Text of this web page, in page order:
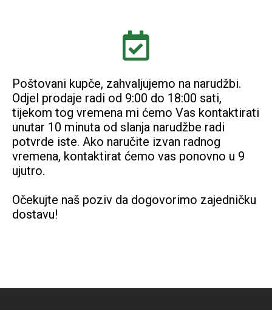
Poštovani kupče, zahvaljujemo na narudžbi.
Odjel prodaje radi od 9:00 do 18:00 sati,
tijekom tog vremena mi ćemo Vas kontaktirati
unutar 10 minuta od slanja narudžbe radi
potvrde iste. Ako naručite izvan radnog
vremena, kontaktirat ćemo vas ponovno u 9
ujutro.
Očekujte naš poziv da dogovorimo zajedničku
dostavu!